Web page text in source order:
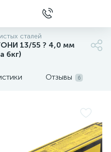
сталей
13/55 ? 4,0 мм
6кг)
Отзывы 6